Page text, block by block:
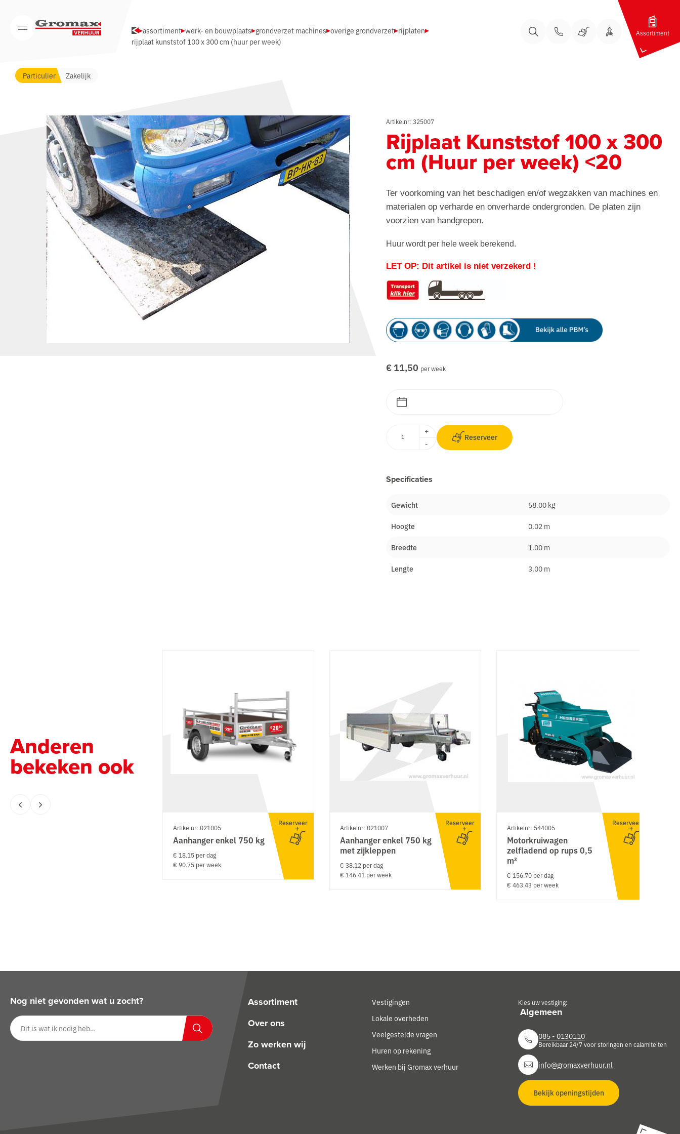
Open/Sluit mobiel menu Bel onsBel onsWinkelwagen
Uw Account
Assortiment
Particulier Zakelijk
assortiment werk- en bouwplaats grondverzet machines overige grondverzet rijplaten
rijplaat kunststof 100 x 300 cm (huur per week)
Artikelnr: 325007
Rijplaat Kunststof 100 x 300
cm (Huur per week) <20
Ter voorkoming van het beschadigen en/of wegzakken van machines en
materialen op verharde en onverharde ondergronden. De platen zijn
voorzien van handgrepen.
Huur wordt per hele week berekend.
LET OP: Dit artikel is niet verzekerd !
€ 11,50 per week
+
-
Reserveer
Specificaties
Gewicht 58.00 kg
Hoogte 0.02 m
Breedte 1.00 m
Lengte 3.00 m
Anderen
bekeken ook
Artikelnr: 021005
Aanhanger enkel 750 kg
€ 18.15 per dag
€ 90.75 per week
Reserveer
Artikelnr: 021007
Aanhanger enkel 750 kg
met zijkleppen
€ 38.12 per dag
€ 146.41 per week
Reserveer
Artikelnr: 544005
Motorkruiwagen
zelfladend op rups 0,5
m³
€ 156.70 per dag
€ 463.43 per week
Reserveer
Nog niet gevonden wat u zocht?
Zoeken op website
Zoeken
Assortiment
Over ons
Zo werken wij
Contact
Vestigingen
Lokale overheden
Veelgestelde vragen
Huren op rekening
Werken bij Gromax verhuur
Kies uw vestiging:
085 - 0130110
Bereikbaar 24/7 voor storingen en calamiteiten
info@gromaxverhuur.nl
Bekijk openingstijden